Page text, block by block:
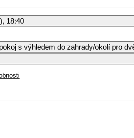
18:40
s výhledem do zahrady/okolí pro